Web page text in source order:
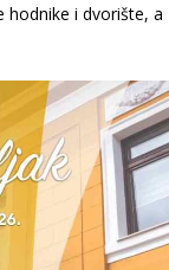
hodnike i dvorište, a